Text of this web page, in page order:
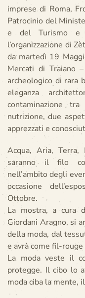
imprese di Roma,
Patrocinio del
e del Turismo e
l’organizzazione di
da martedì 19
Mercati di Traiano
archeologico di rara
eleganza
contaminazione
nutrizione, due
apprezzati e
Acqua, Aria,
saranno il filo
nell’ambito degli
occasione
Ottobre.
La mostra, a cura
Giordani Aragno, si
della moda, dal
e avrà come fil-rouge
La moda veste il
protegge. Il cibo lo
moda ciba la mente,